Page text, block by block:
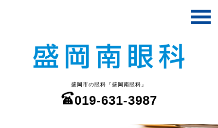
盛岡市の眼科『盛岡南眼科』
019-631-3987